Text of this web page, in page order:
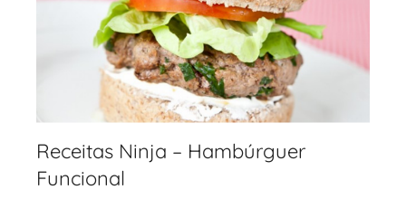
Receitas Ninja – Hambúrguer
Funcional